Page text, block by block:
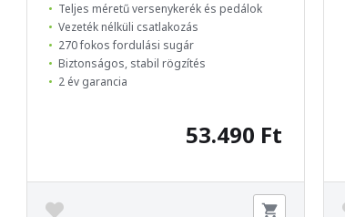
Teljes méretű versenykerék és pedálok
Vezeték nélküli csatlakozás
270 fokos fordulási sugár
Biztonságos, stabil rögzítés
2 év garancia
53.490 Ft